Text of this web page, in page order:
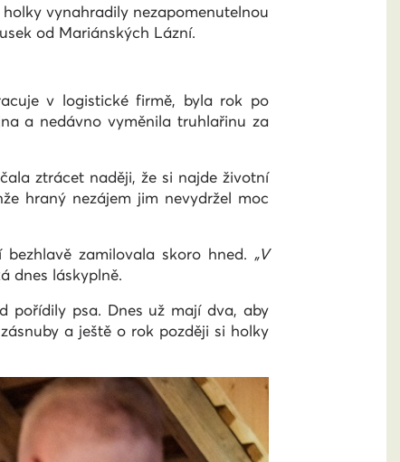
vynahradily nezapomenutelnou
od Mariánských Lázní.
v logistické firmě, byla rok po
a nedávno vyměnila truhlařinu za
ztrácet naději, že si najde životní
hraný nezájem jim nevydržel moc
zamilovala skoro hned. „V
dnes láskyplně.
pořídily psa. Dnes už mají dva, aby
a ještě o rok později si holky